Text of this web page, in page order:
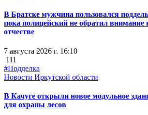
В Братске мужчина пользовался
пока полицейский не обратил внимание
отчестве
7 августа 2026 г. 16:10
111
#Подделка
Новости Иркутской области
В Качуге открыли новое модульное
для охраны лесов